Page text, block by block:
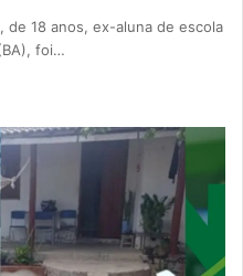
de 18 anos, ex-aluna de escola
foi…